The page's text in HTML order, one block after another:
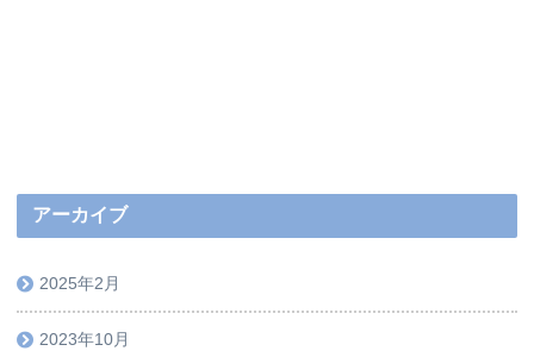
アーカイブ
2025年2月
2023年10月